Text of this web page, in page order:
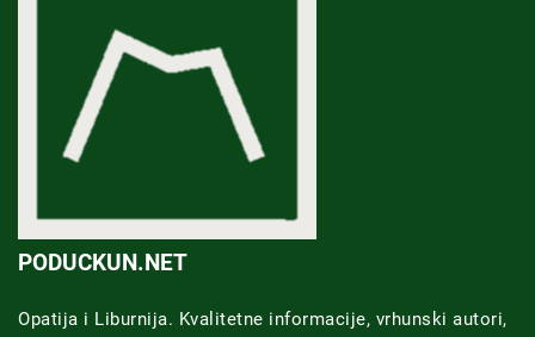
PODUCKUN.NET
Opatija i Liburnija. Kvalitetne informacije, vrhunski autori,